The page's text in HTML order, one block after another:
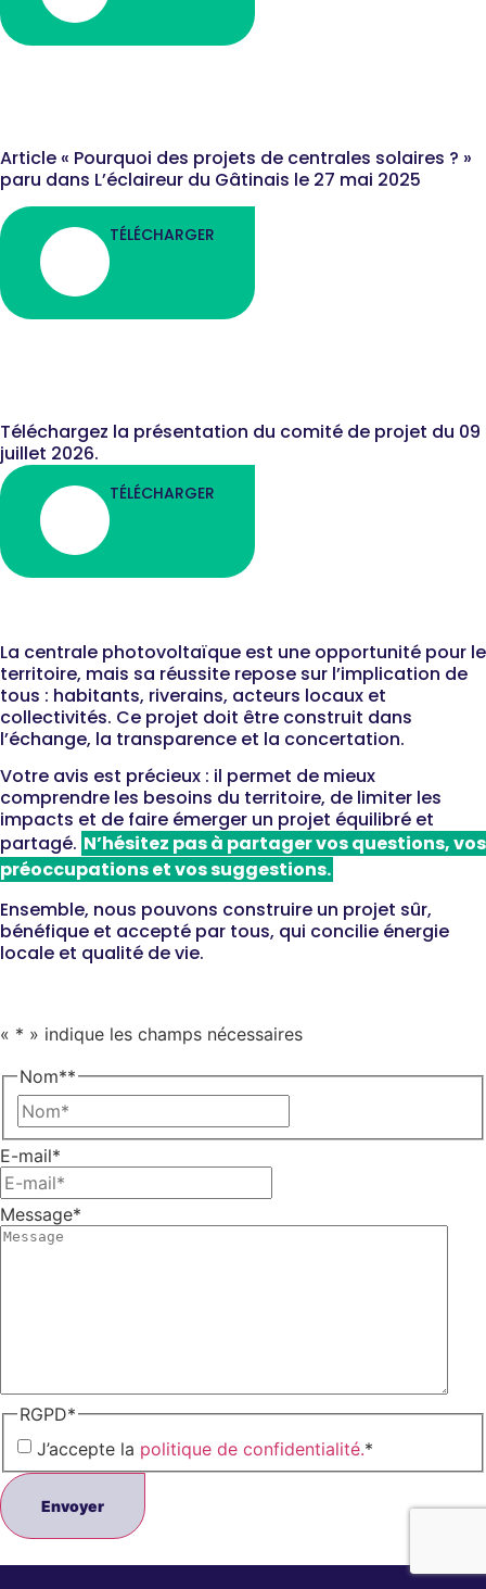
Article « Pourquoi des projets de centrales solaires ? »
paru dans L’éclaireur du Gâtinais le 27 mai 2025
TÉLÉCHARGER
Téléchargez la présentation du comité de projet du 09
juillet 2026.
TÉLÉCHARGER
La centrale photovoltaïque est une opportunité pour le
territoire, mais sa réussite repose sur l’implication de
tous : habitants, riverains, acteurs locaux et
collectivités. Ce projet doit être construit dans
l’échange, la transparence et la concertation.
Votre avis est précieux : il permet de mieux
comprendre les besoins du territoire, de limiter les
impacts et de faire émerger un projet équilibré et
partagé. N’hésitez pas à partager vos questions, vos
préoccupations et vos suggestions.
Ensemble, nous pouvons construire un projet sûr,
bénéfique et accepté par tous, qui concilie énergie
locale et qualité de vie.
« * » indique les champs nécessaires
Nom**
E-mail*
Message*
RGPD*
J’accepte la politique de confidentialité.*